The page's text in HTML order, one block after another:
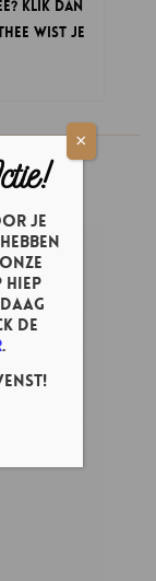
Klik dan
wist je
je
de
.
×